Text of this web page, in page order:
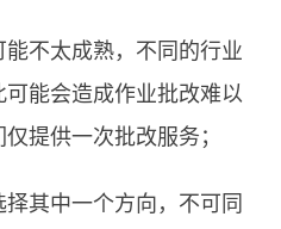
不太成熟，不同的行业
能会造成作业批改难以
提供一次批改服务；
其中一个方向，不可同